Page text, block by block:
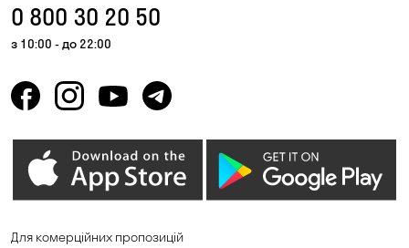
0 800 30 20 50
з 10:00 - до 22:00
Для комерційних пропозицій